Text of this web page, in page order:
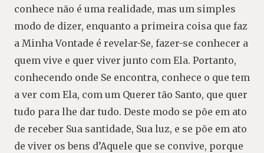
conhece não é uma realidade, mas um simples
modo de dizer, enquanto a primeira coisa que faz
a Minha Vontade é revelar-Se, fazer-se conhecer a
quem vive e quer viver junto com Ela. Portanto,
conhecendo onde Se encontra, conhece o que tem
a ver com Ela, com um Querer tão Santo, que quer
tudo para lhe dar tudo. Deste modo se põe em ato
de receber Sua santidade, Sua luz, e se põe em ato
de viver os bens d’Aquele que se convive, porque